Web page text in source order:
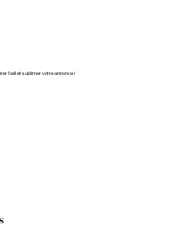
l’œil et sublimer votre annonce !